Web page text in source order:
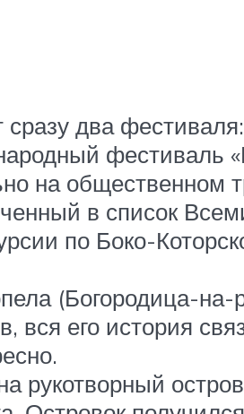
два
фестиваль
на общественном
в список
по Боко-
(Богородица-на-
вся его история
рукотворный